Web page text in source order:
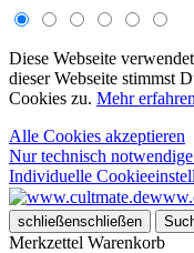
Diese Webseite
dieser Webseite stimmst
Cookies zu. Mehr erfahren
Alle Cookies akzeptieren
Nur technisch
Individuelle
schließenschließen
Merkzettel Warenkorb